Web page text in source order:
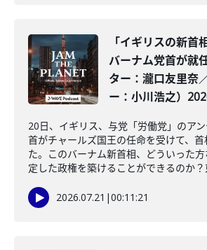
「イギリスの新首
バーナム党首が就
ター：瀧口友里奈
ー：小川浩之）
20日、イギリス、与党「労働党」のア
首がチャールズ国王の任命を受けて、
た。このバーナム新首相、どういった
定した政権を築けることができるのか？
2026.07.21 |00:11:21